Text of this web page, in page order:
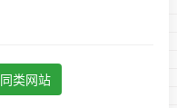
同类网站